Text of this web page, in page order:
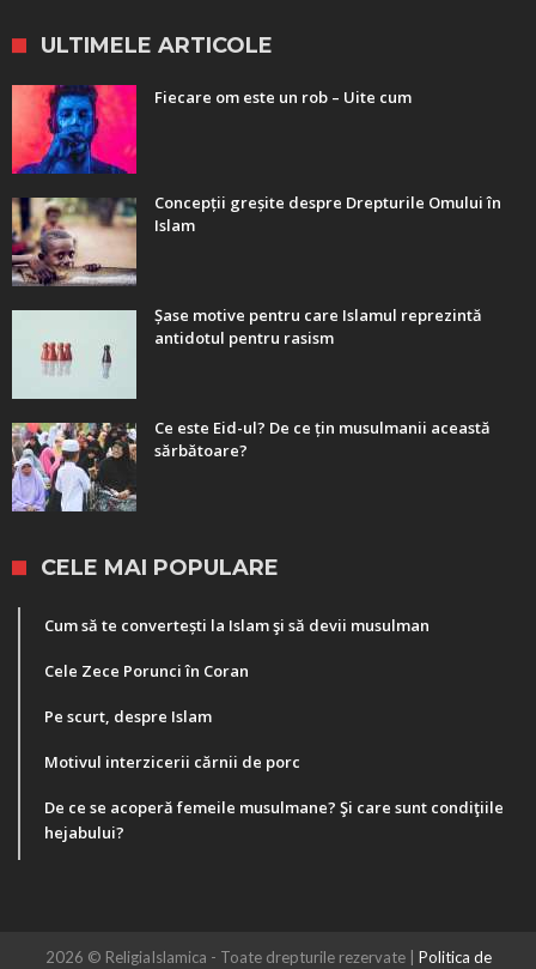
ULTIMELE ARTICOLE
Fiecare om este un rob – Uite cum
Concepții greșite despre Drepturile Omului în
Islam
Șase motive pentru care Islamul reprezintă
antidotul pentru rasism
Ce este Eid-ul? De ce țin musulmanii această
sărbătoare?
CELE MAI POPULARE
Cum să te convertești la Islam şi să devii musulman
Cele Zece Porunci în Coran
Pe scurt, despre Islam
Motivul interzicerii cărnii de porc
De ce se acoperă femeile musulmane? Şi care sunt condiţiile
hejabului?
2026 © ReligiaIslamica - Toate drepturile rezervate | Politica de